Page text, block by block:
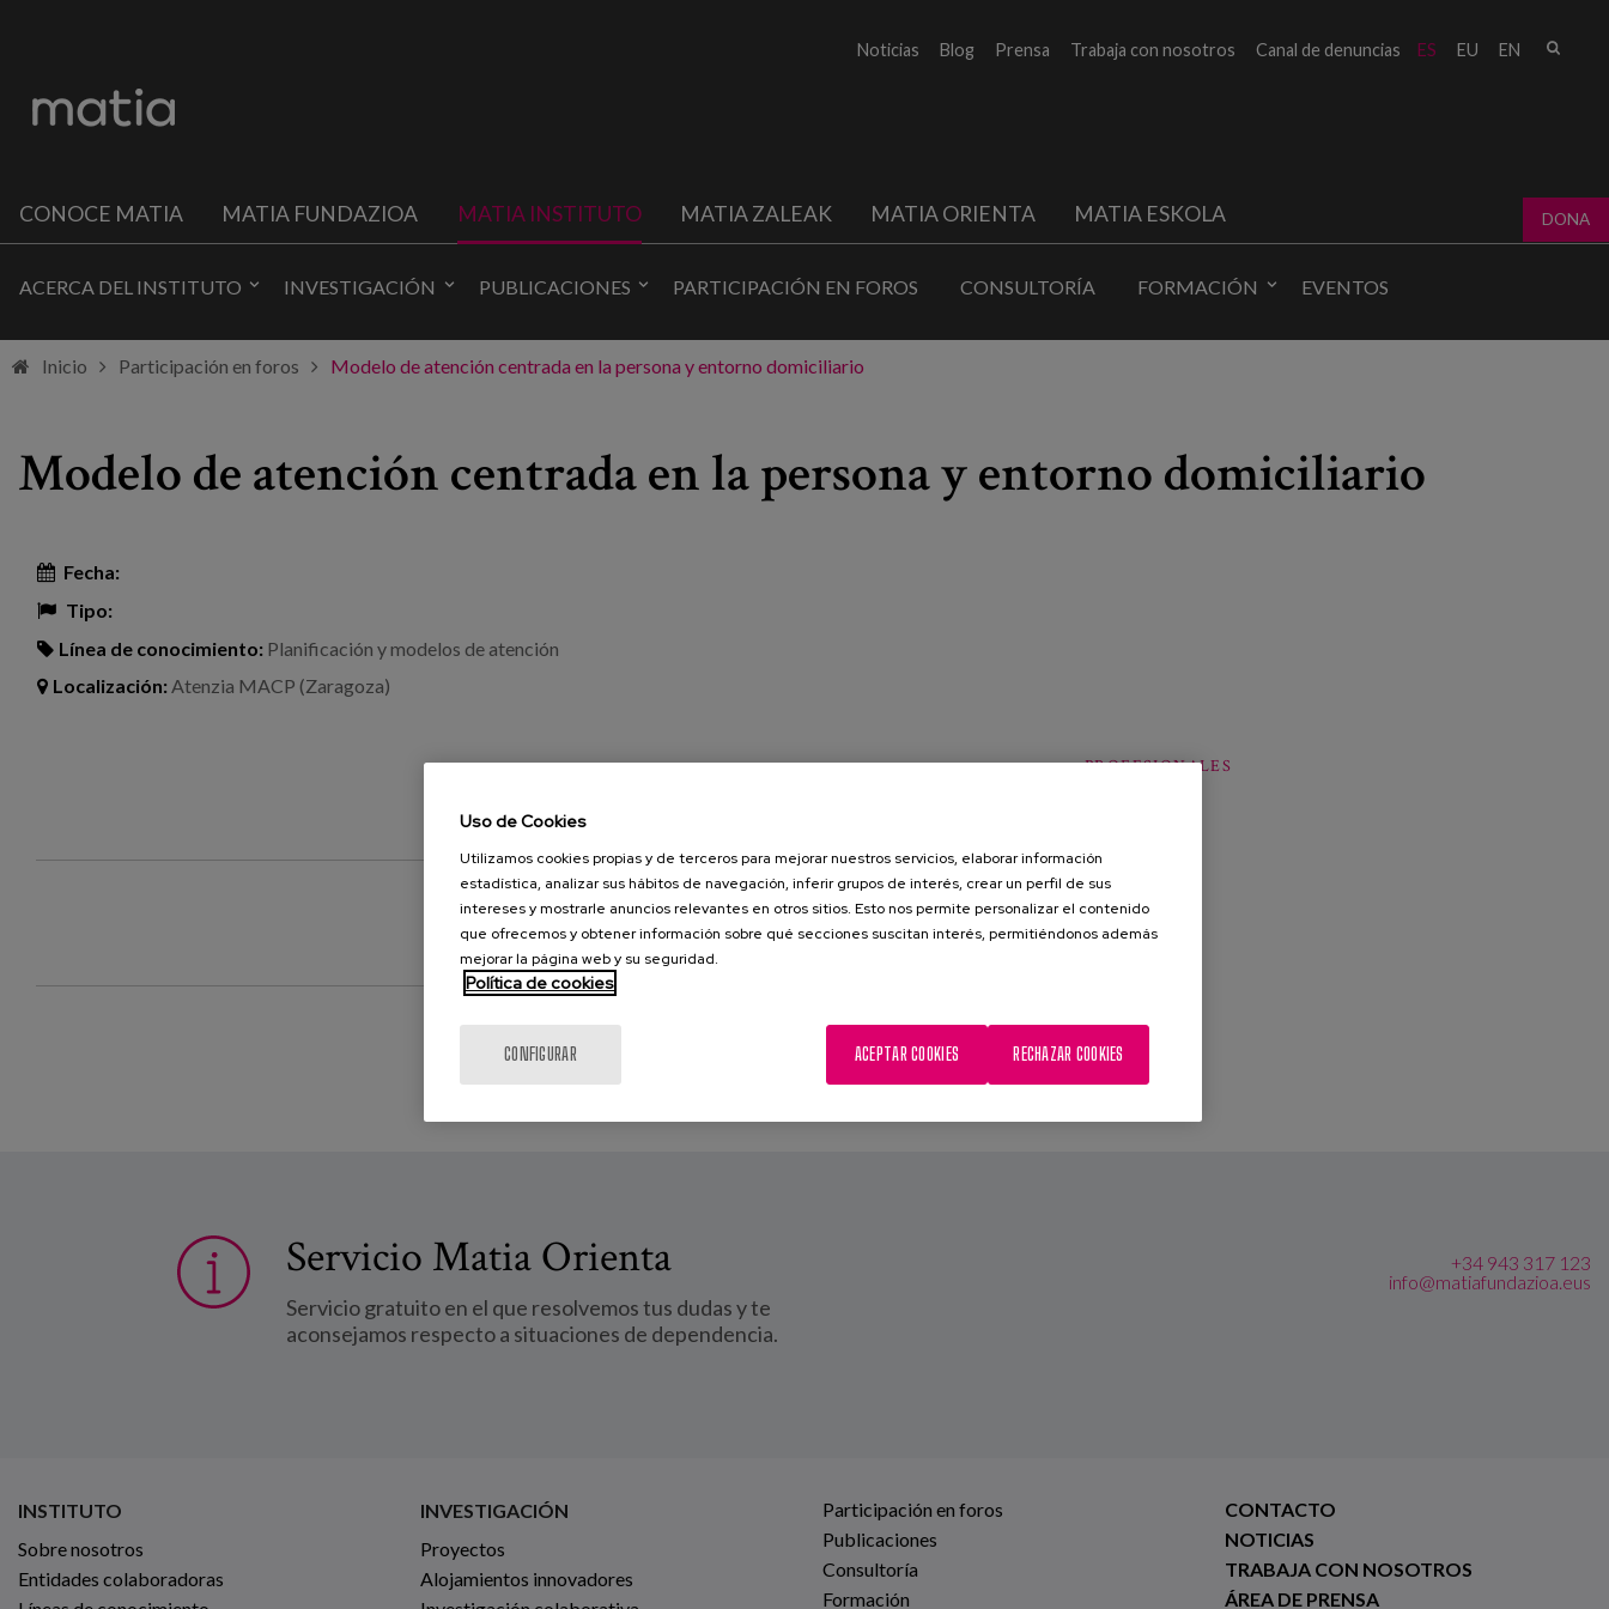
ES EU EN
Noticias Blog Prensa Trabaja con nosotros Canal de denuncias
CONOCE MATIA MATIA FUNDAZIOA MATIA INSTITUTO MATIA ZALEAK MATIA ORIENTA MATIA ESKOLA DONA
ACERCA DEL INSTITUTO INVESTIGACIÓN PUBLICACIONES PARTICIPACIÓN EN FOROS CONSULTORÍA FORMACIÓN EVENTOS
Inicio Participación en foros Modelo de atención centrada en la persona y entorno domiciliario
Modelo de atención centrada en la persona y entorno domiciliario
Fecha:
Tipo:
Línea de conocimiento: Planificación y modelos de atención
Localización: Atenzia MACP (Zaragoza)
PROFESIONALES
Servicio Matia Orienta
Servicio gratuito en el que resolvemos tus dudas y te
aconsejamos respecto a situaciones de dependencia.
+34 943 317 123
info@matiafundazioa.eus
INSTITUTO
Sobre nosotros
Entidades colaboradoras
INVESTIGACIÓN
Proyectos
Alojamientos innovadores
Participación en foros
Publicaciones
Consultoría
Formación
CONTACTO
NOTICIAS
TRABAJA CON NOSOTROS
ÁREA DE PRENSA
Uso de Cookies
Utilizamos cookies propias y de terceros para mejorar nuestros servicios, elaborar información
estadística, analizar sus hábitos de navegación, inferir grupos de interés, crear un perfil de sus
intereses y mostrarle anuncios relevantes en otros sitios. Esto nos permite personalizar el contenido
que ofrecemos y obtener información sobre qué secciones suscitan interés, permitiéndonos además
mejorar la página web y su seguridad.
Política de cookies
CONFIGURAR RECHAZAR COOKIES
ACEPTAR COOKIES